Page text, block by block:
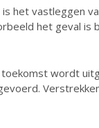
het vastleggen
het geval
wordt